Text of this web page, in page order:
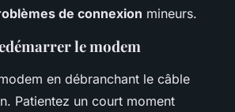
de connexion mineurs.
le modem
en débranchant le câble
Patientez un court moment